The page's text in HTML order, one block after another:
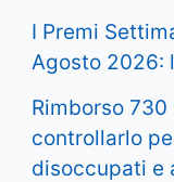
I Premi
Agosto 2026:
Rimborso
controllarlo
disoccupati e